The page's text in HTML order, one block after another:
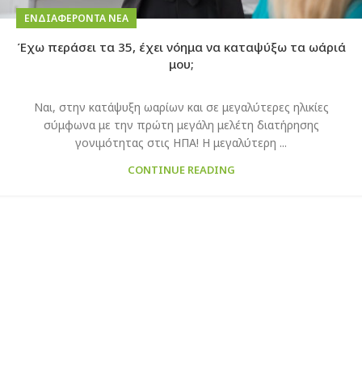
ΕΝΔΙΑΦΈΡΟΝΤΑ ΝΈΑ
Έχω περάσει τα 35, έχει νόημα να καταψύξω τα ωάριά
μου;
Ναι, στην κατάψυξη ωαρίων και σε μεγαλύτερες ηλικίες
σύμφωνα με την πρώτη μεγάλη μελέτη διατήρησης
γονιμότητας στις ΗΠΑ! Η μεγαλύτερη ...
CONTINUE READING